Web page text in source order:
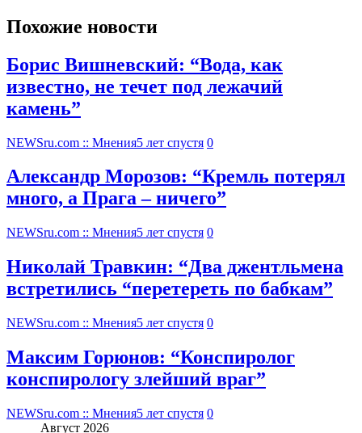
Похожие новости
Борис Вишневский: “Вода, как
известно, не течет под лежачий
камень”
NEWSru.com :: Мнения5 лет спустя 0
Александр Морозов: “Кремль потерял
много, а Прага – ничего”
NEWSru.com :: Мнения5 лет спустя 0
Николай Травкин: “Два джентльмена
встретились “перетереть по бабкам”
NEWSru.com :: Мнения5 лет спустя 0
Максим Горюнов: “Конспиролог
конспирологу злейший враг”
NEWSru.com :: Мнения5 лет спустя 0
Август 2026